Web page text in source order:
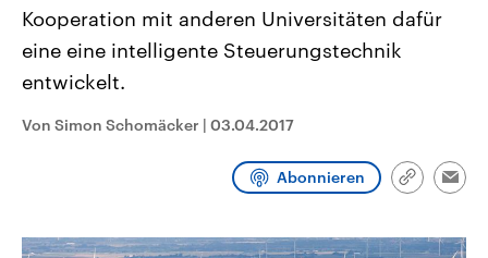
Umfragen, Prognosen,
Wahlprogramme, aktuelle Berichte
und Hintergründe zu den Parteien
und Kandidaten der anstehenden
Wahl.
Sendungen Programm Podcasts
Kooperation mit anderen Universitäten dafür
eine eine intelligente Steuerungstechnik
entwickelt.
Von Simon Schomäcker | 03.04.2017
Abonnieren
Link